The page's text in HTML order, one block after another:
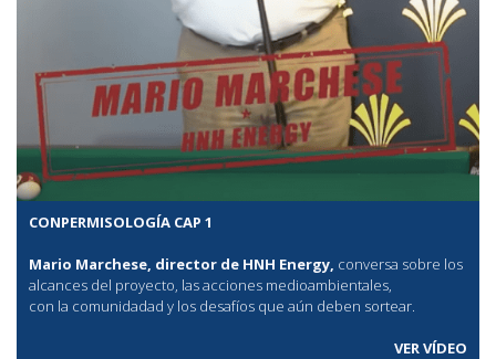
CONPERMISOLOGÍA CAP 1
Mario Marchese, director de HNH Energy, conversa sobre los
alcances del proyecto, las acciones medioambientales,
con la comunidadad y los desafíos que aún deben sortear.
VER VÍDEO